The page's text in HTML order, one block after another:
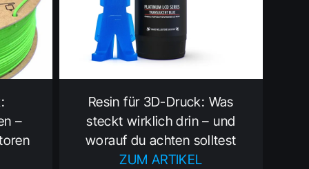
–
Resin für 3D-Druck: Was
steckt wirklich drin – und
worauf du achten solltest
ZUM ARTIKEL